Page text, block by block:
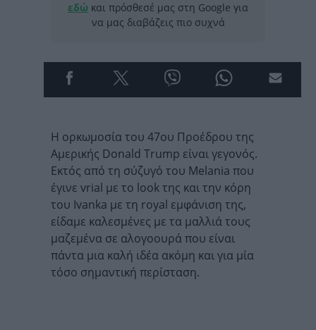
εδώ και πρόσθεσέ μας στη Google για
να μας διαβάζεις πιο συχνά
Η ορκωμοσία του 47ου Προέδρου της
Αμερικής Donald Trump είναι γεγονός.
Εκτός από τη σύζυγό του Melania που
έγινε vrial με το look της και την κόρη
του Ivanka με τη royal εμφάνιση της,
είδαμε καλεσμένες με τα μαλλιά τους
μαζεμένα σε αλογοουρά που είναι
πάντα μια καλή ιδέα ακόμη και για μία
τόσο σημαντική περίσταση.